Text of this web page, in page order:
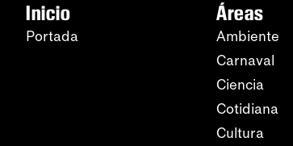
Inicio
Portada
Áreas
Ambiente
Carnaval
Ciencia
Cotidiana
Cultura